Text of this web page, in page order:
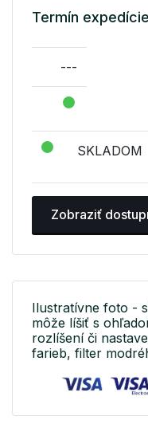
Termín expedície
---
SKLADOM
Zobraziť
Ilustratívne foto -
môže líšiť s
rozlíšení či
farieb, filter